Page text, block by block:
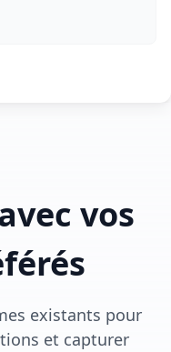
vos
existants pour
et capturer